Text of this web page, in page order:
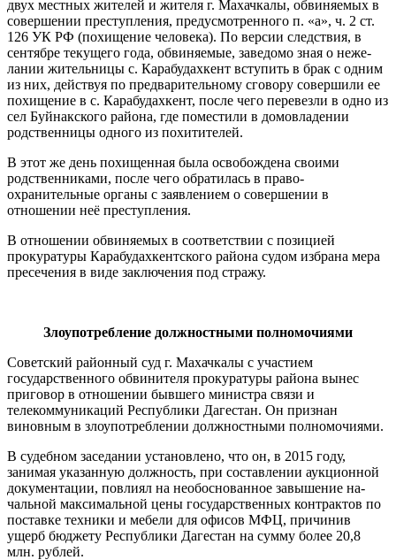
двух местных жителей и жителя г. Махачкалы, обвиняемых в
совершении преступления, пред­усмотренного п. «а», ч. 2 ст.
126 УК РФ (похищение человека). По версии следствия, в
сентябре текущего года, обвиняемые, заведомо зная о неже­
лании жительницы с. Карабудахкент вступить в брак с одним
из них, дей­ствуя по предварительному сговору совершили ее
похищение в с. Карабу­дахкент, после чего перевезли в одно из
сел Буйнакского района, где поме­стили в домовладении
родственницы одного из похитителей.
В этот же день похищенная была освобождена своими
родственника­ми, после чего обратилась в право­
охранительные органы с заявлением о совершении в
отношении неё пре­ступления.
В отношении обвиняемых в соответ­ствии с позицией
прокуратуры Кара­будахкентского района судом избрана мера
пресечения в виде заключения под стражу.
Злоупотребление должностными полномочиями
Советский районный суд г. Махач­калы с участием
государственного обвинителя прокуратуры района вы­нес
приговор в отношении бывшего министра связи и
телекоммуникаций Республики Дагестан. Он признан
виновным в злоупотреблении долж­ностными полномочиями.
В судебном заседании установле­но, что он, в 2015 году,
занимая ука­занную должность, при составлении аукционной
документации, повлиял на необоснованное завышение на­
чальной максимальной цены госу­дарственных контрактов по
поставке техники и мебели для офисов МФЦ, причинив
ущерб бюджету Республи­ки Дагестан на сумму более 20,8
млн. рублей.